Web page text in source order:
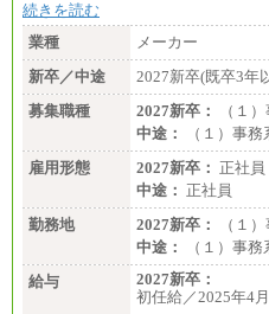
続きを読む
業種
メーカー
新卒／中途
2027新卒(既卒3年
募集職種
2027新卒：
（１
中途：
（１）事
雇用形態
2027新卒： 正社員
中途： 正社員
勤務地
2027新卒：
（１
中途：
（１）事
給与
2027新卒：
初任給／2025年4